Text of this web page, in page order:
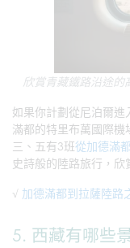
欣賞青藏鐵路沿途的
如果你計劃從尼泊爾
滿都的特里布萬國際機
三、五有3班從加德滿
史詩般的陸路旅行，欣
√ 加德滿都到拉薩陸路
5. 西藏有哪些